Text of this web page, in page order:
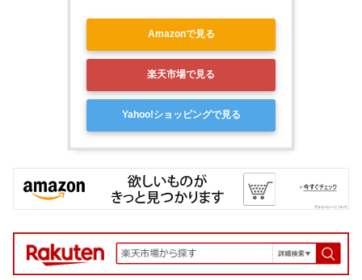
Amazonで見る
楽天市場で見る
Yahoo!ショッピングで見る